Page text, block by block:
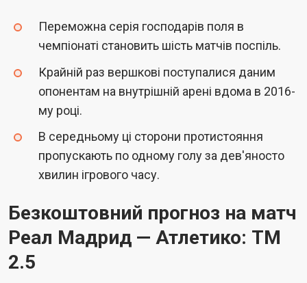
Переможна серія господарів поля в
чемпіонаті становить шість матчів поспіль.
Крайній раз вершкові поступалися даним
опонентам на внутрішній арені вдома в 2016-
му році.
В середньому ці сторони протистояння
пропускають по одному голу за дев'яносто
хвилин ігрового часу.
Безкоштовний прогноз на матч
Реал Мадрид — Атлетико: ТМ
2.5